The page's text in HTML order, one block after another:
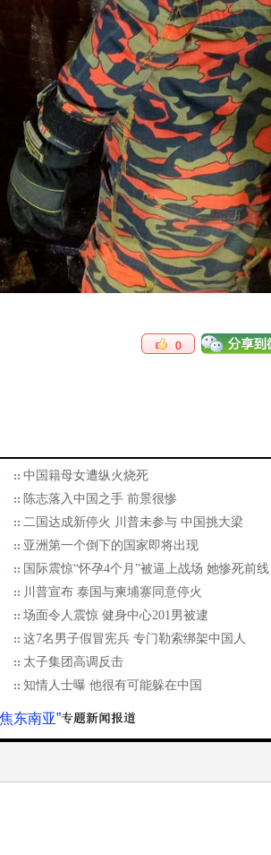
0
中国籍母女遭纵火烧死
陈志落入中国之手 前景很惨
二国达成新停火 川普未参与 中国挑大梁
亚洲第一个倒下的国家即将出现
国际震惊“怀孕4个月”被逼上战场 她惨死前线
川普宣布 泰国与柬埔寨同意停火
场面令人震惊 健身中心201男被逮
这7名男子假冒宪兵 专门勒索绑架中国人
太子集团高调反击
知情人士曝 他很有可能躲在中国
东南亚”